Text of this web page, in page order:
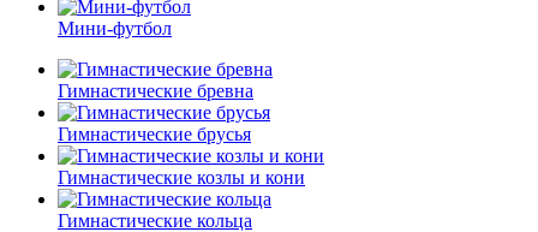
Мини-футбол
Гимнастические бревна
Гимнастические брусья
Гимнастические козлы и кони
Гимнастические кольца